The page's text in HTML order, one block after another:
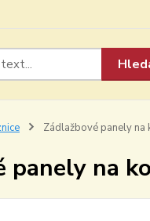
Zádlažbové panely
panely na